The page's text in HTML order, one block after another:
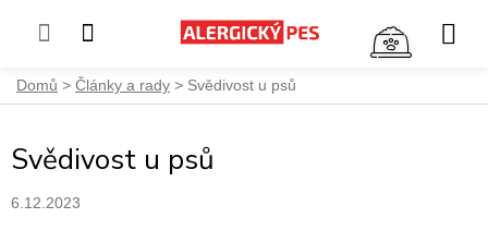
PřejítDomů Články a rady Svědivost u psů
Svědivost u psů
6.12.2023